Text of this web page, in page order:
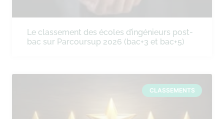
Le classement des écoles d’ingénieurs post-
bac sur Parcoursup 2026 (bac+3 et bac+5)
CLASSEMENTS